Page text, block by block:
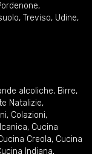
,
, Treviso, Udine,
alcoliche, Birre,
Natalizie,
, Colazioni,
, Cucina
Creola, Cucina
Indiana,